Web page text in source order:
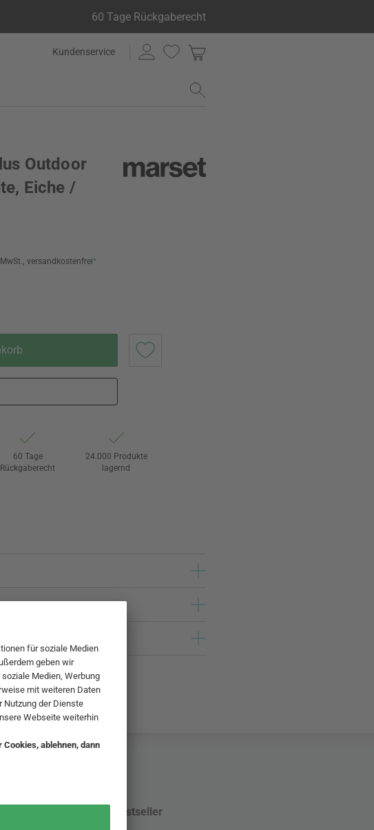
60 Tage Rückgaberecht
Kundenservice
Outdoor
Eiche /
versandkostenfrei*
60 Tage
Rückgaberecht
24.000 Produkte
lagernd
Bestseller